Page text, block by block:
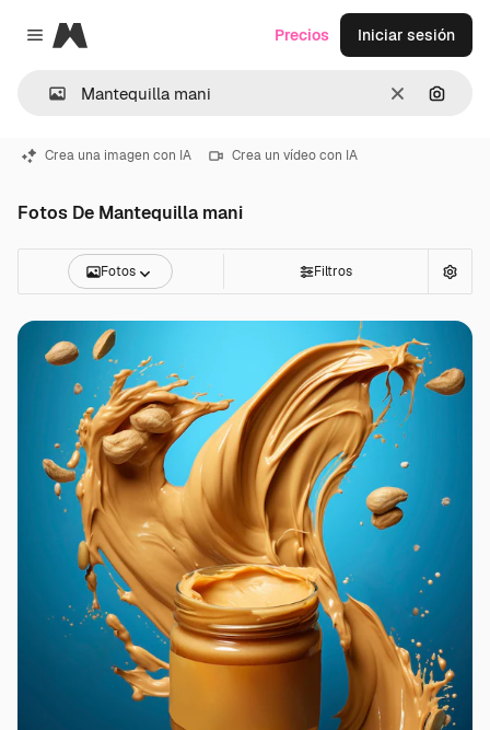
Close menu
Magnific
Borrar
Precios Iniciar sesión
Crea una imagen con IA Crea un vídeo con IA
Fotos De Mantequilla mani
Fotos Filtros